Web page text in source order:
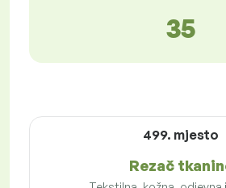
35
499. mjesto
Rezač